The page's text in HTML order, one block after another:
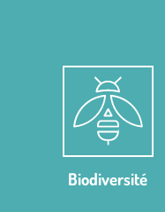
Biodiversité